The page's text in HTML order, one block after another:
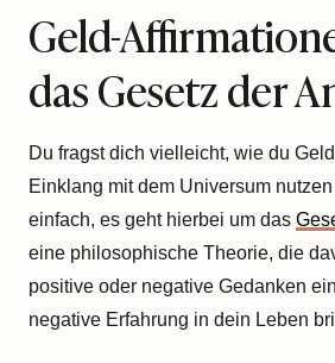
Geld-
das Gesetz der
Du fragst dich vielleicht, wie du
Einklang mit dem Universum
einfach, es geht hierbei um das
eine philosophische Theorie, die
positive oder negative Gedanken
negative Erfahrung in dein Leben